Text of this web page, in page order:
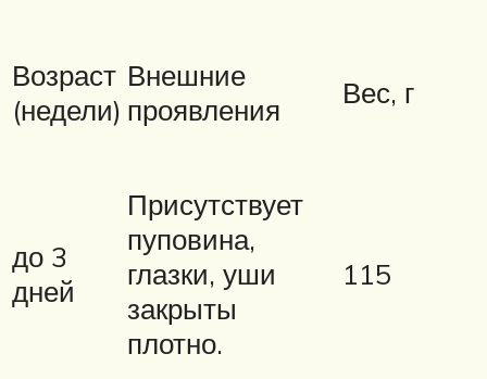
Возраст
(недели)
Внешние
проявления
Вес, г
до 3
дней
Присутствует
пуповина,
глазки, уши
закрыты
плотно.
115